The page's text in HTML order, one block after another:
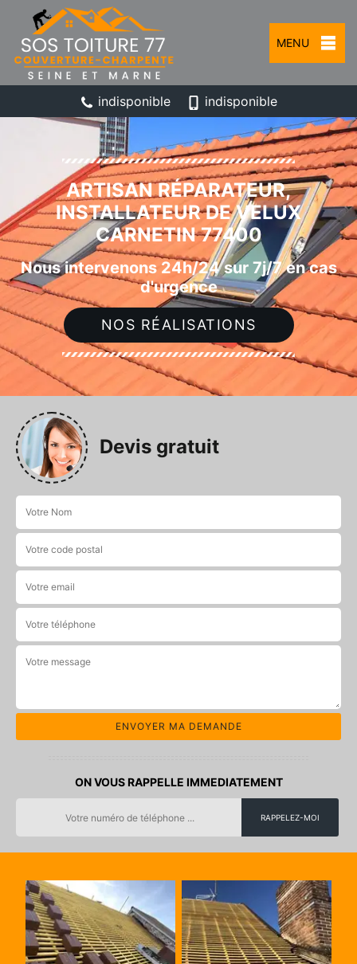
MENU
indisponible indisponible
ARTISAN RÉPARATEUR,
INSTALLATEUR DE VELUX
CARNETIN 77400
Nous intervenons 24h/24 sur 7j/7 en cas
d'urgence
NOS RÉALISATIONS
Devis gratuit
ON VOUS RAPPELLE IMMEDIATEMENT